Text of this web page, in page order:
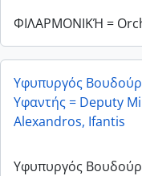
ΦΙΛΑΡΜΟΝΙΚΉ =
Υφυπυργός
Υφαντής = Deputy
Alexandros, Ifantis
Υφυπυργός